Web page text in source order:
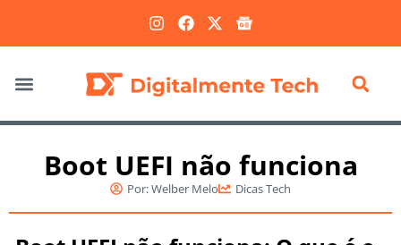
Boot UEFI não funciona
Por:Welber Melo Dicas Tech